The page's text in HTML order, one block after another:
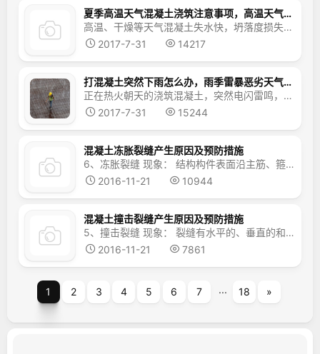
夏季高温天气混凝土浇筑注意事项，高温天气如何保证混凝土浇筑质量
高温、干燥等天气混凝土失水快，坍落度损失快，砼入模温度高，易出现塑性收缩裂缝、温度应力裂缝等。现场混凝土浇筑应注意以下事项： 1、在太阳暴晒时，混凝土在终凝前可能会因为表面严重失水而收缩开裂。此时，应在混凝土初凝后、出现裂缝前对混凝土表面喷雾或洒水花以补充混凝土表面水分，或立即覆盖湿麻袋进行养护，或者覆盖塑料...
2017-7-31
14217
打混凝土突然下雨怎么办，雨季雷暴恶劣天气混凝土浇筑注意措施
正在热火朝天的浇筑混凝土，突然电闪雷鸣，下起雨了，怎么办？让富有经验的我告诉你怎么处理：雷暴恶劣天气，或者正在浇筑混凝土下雨了，怎么办：a.特殊结构及特种混凝土施工应避大雨雷电等恶劣气候；b.大雨天气选用低坍落度混凝土，以保证现场混凝土质量。c.建议密切关注天气预报，混凝土浇筑避开降雨天气。如确需雨天浇筑混凝土，应保证现场有足够的覆盖材料，及时覆盖。d.小雨...
2017-7-31
15244
混凝土冻胀裂缝产生原因及预防措施
6、冻胀裂缝 现象： 结构构件表面沿主筋、箍筋方向出现宽窄不一的裂缝，深度一般到主筋，周围砼酥松、剥落。 原因： 冬期施工砼结构构件未保温砼早期遭受冻结，将表层砼冻胀，解冻后钢筋部位变形仍不能恢复，而出现裂缝、剥落。 预防： 1）冬期施工时，配置砼应采用普通水泥，低水灰比，并掺...
2016-11-21
10944
混凝土撞击裂缝产生原因及预防措施
5、撞击裂缝 现象： 裂缝有水平的、垂直的和斜向的，裂缝的部位和走向随受到撞击荷载的作用点、大小和方向而异；裂缝宽度、深度和长度不一，无一定规律性。 原因： 1）拆模时受外力撞击； 2）拆模过早或拆模方法不当 预防： 1）现浇结构成型和拆模应防止受到各种施工荷载的撞...
2016-11-21
7861
1 2 3 4 5 6 7 ... 18 »